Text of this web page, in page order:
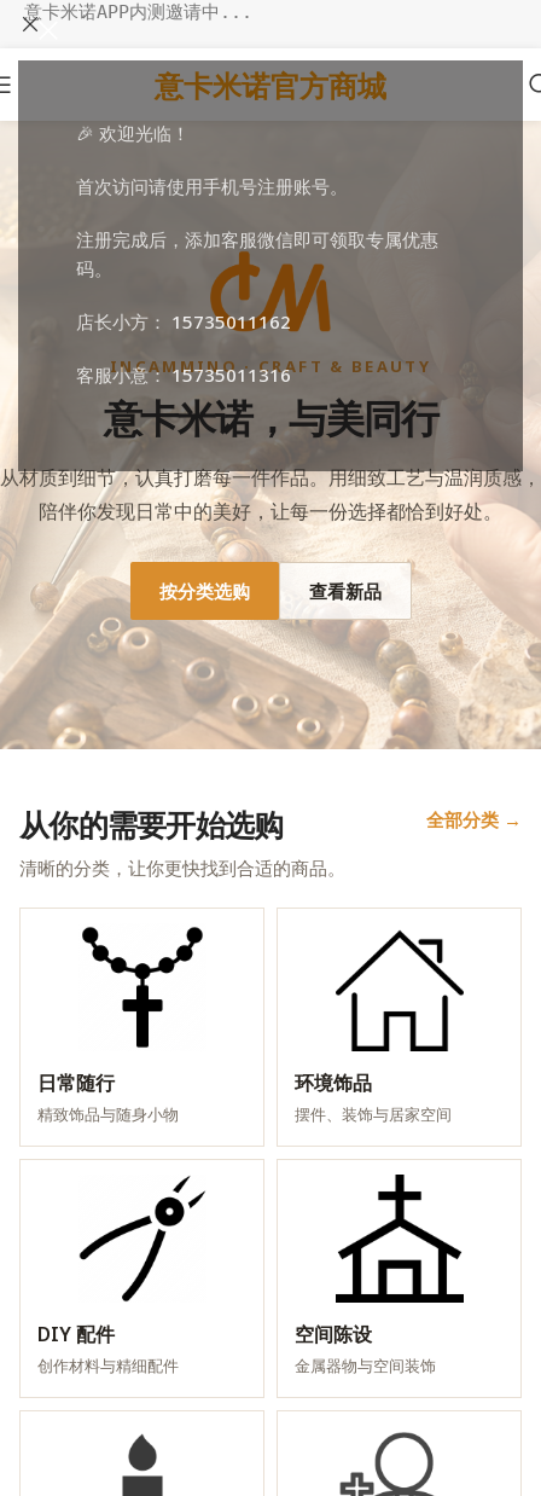
🎉 欢迎光临！
首次访问请使用手机号注册账号。
注册完成后，添加客服微信即可领取专属优惠
码。
店长小方： 15735011162
客服小意：15735011316
意卡米诺APP内测邀请中...
意卡米诺官方商城
INCAMMINO · CRAFT & BEAUTY
意卡米诺，与美同行
从材质到细节，认真打磨每一件作品。用细致工艺与温润质感，
陪伴你发现日常中的美好，让每一份选择都恰到好处。
按分类选购 查看新品
从你的需要开始选购
清晰的分类，让你更快找到合适的商品。
全部分类 →
日常随行
精致饰品与随身小物
环境饰品
摆件、装饰与居家空间
DIY 配件
创作材料与精细配件
空间陈设
金属器物与空间装饰